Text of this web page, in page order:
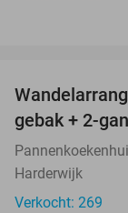
gebak + 2-
Harderwijk
Verkocht: 269